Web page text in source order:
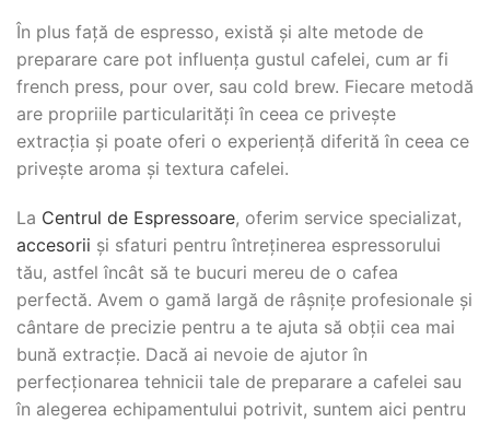
În plus față de espresso, există și alte metode de
preparare care pot influența gustul cafelei, cum ar fi
french press, pour over, sau cold brew. Fiecare metodă
are propriile particularități în ceea ce privește
extracția și poate oferi o experiență diferită în ceea ce
privește aroma și textura cafelei.
La Centrul de Espressoare, oferim service specializat,
accesorii și sfaturi pentru întreținerea espressorului
tău, astfel încât să te bucuri mereu de o cafea
perfectă. Avem o gamă largă de râșnițe profesionale și
cântare de precizie pentru a te ajuta să obții cea mai
bună extracție. Dacă ai nevoie de ajutor în
perfecționarea tehnicii tale de preparare a cafelei sau
în alegerea echipamentului potrivit, suntem aici pentru